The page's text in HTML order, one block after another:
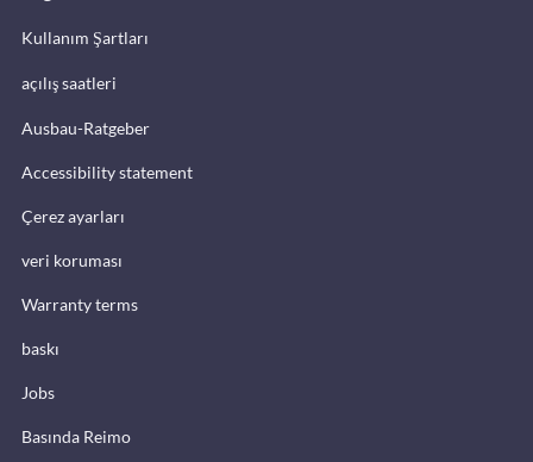
Kullanım Şartları
açılış saatleri
Ausbau-Ratgeber
Accessibility statement
Çerez ayarları
veri koruması
Warranty terms
baskı
Jobs
Basında Reimo